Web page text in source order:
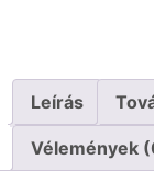
Leírás
Vélemények